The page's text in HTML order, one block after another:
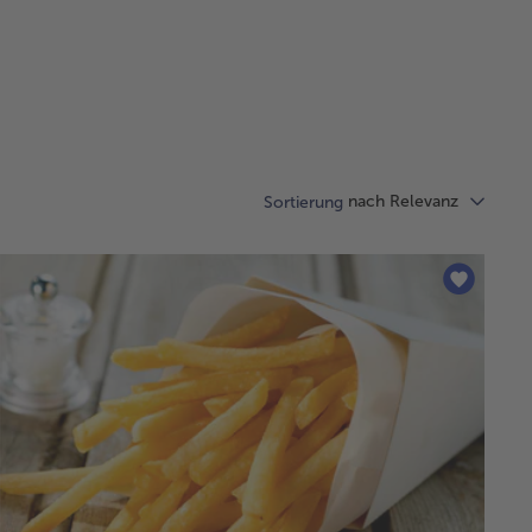
Sortierung nach Relevanz